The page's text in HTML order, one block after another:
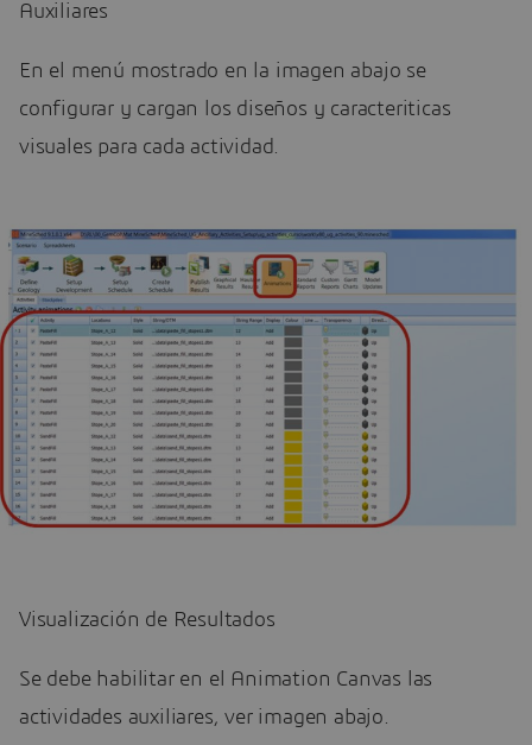
Auxiliares
En el menú mostrado en la imagen abajo se
configurar y cargan los diseños y caracteriticas
visuales para cada actividad.
Visualización de Resultados
Se debe habilitar en el Animation Canvas las
actividades auxiliares, ver imagen abajo.